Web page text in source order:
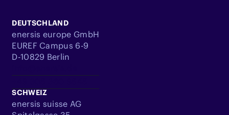
DEUTSCHLAND
enersis europe GmbH
EUREF Campus 6-9
D-10829 Berlin
SCHWEIZ
enersis suisse AG